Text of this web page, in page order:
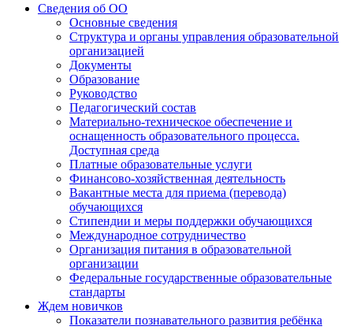
Сведения об ОО
Основные сведения
Структура и органы управления образовательной
организацией
Документы
Образование
Руководство
Педагогический состав
Материально-техническое обеспечение и
оснащенность образовательного процесса.
Доступная среда
Платные образовательные услуги
Финансово-хозяйственная деятельность
Вакантные места для приема (перевода)
обучающихся
Стипендии и меры поддержки обучающихся
Международное сотрудничество
Организация питания в образовательной
организации
Федеральные государственные образовательные
стандарты
Ждем новичков
Показатели познавательного развития ребёнка